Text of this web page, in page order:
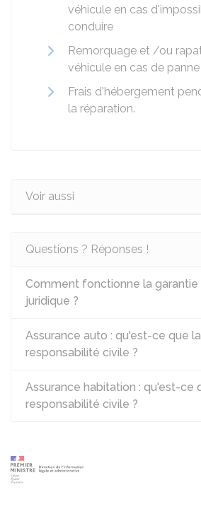
véhicule en cas
conduire
Remorquage et /ou
véhicule en cas de
Frais d'hébergement
la réparation.
Voir aussi
Questions ? Réponses !
Comment fonctionne la
juridique ?
Assurance auto : qu'est-ce que
responsabilité civile ?
Assurance habitation : qu'est-ce
responsabilité civile ?